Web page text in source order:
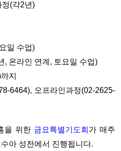
정(각2년)
일 수업)
, 온라인 연계, 토요일 수업)
지
6464), 오프라인과정(02-2625-
을 위한 금요특별기도회 가 매주
아 성전에서 진행됩니다.